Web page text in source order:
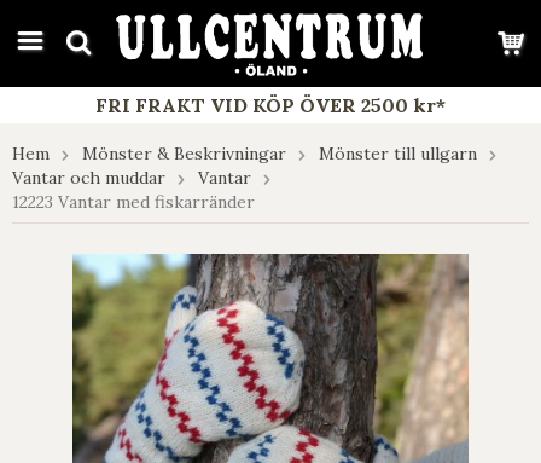
google-site-verification: google7e4b1026db5d9f32.html
FRI FRAKT VID KÖP ÖVER 2500 kr*
Hem Mönster & Beskrivningar
Mönster till ullgarn
Vantar och muddar
Vantar
12223 Vantar med fiskarränder